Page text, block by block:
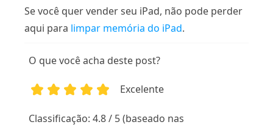
Se você quer vender seu iPad, não pode perder
aqui para limpar memória do iPad.
O que você acha deste post?
Excelente
Classificação: 4.8 / 5 (baseado nas